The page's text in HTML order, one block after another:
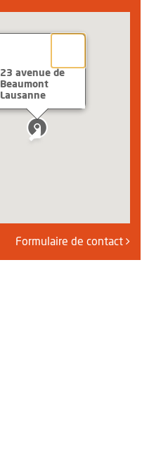
23 avenue de
Beaumont
Lausanne
Formulaire de contact